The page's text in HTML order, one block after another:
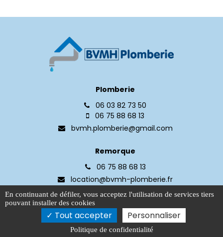
Plomberie
06 03 82 73 50
06 75 88 68 13
bvmh.plomberie@gmail.com
Remorque
06 75 88 68 13
location@bvmh-plomberie.fr
3B Impasse du Crucifix, 31140 Launaguet
En continuant de défiler, vous acceptez l'utilisation de services tiers
pouvant installer des cookies
Tout accepter Personnaliser
Politique de confidentialité